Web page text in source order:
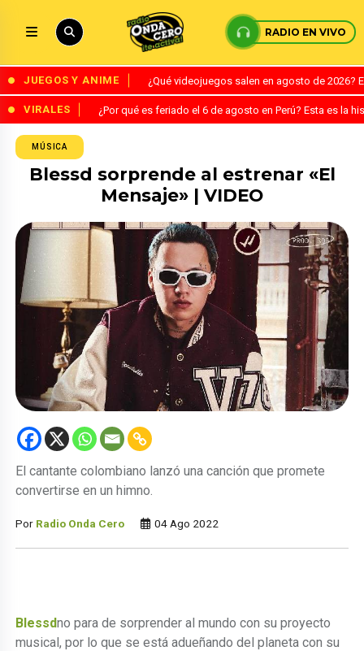
RADIO EN VIVO
JUEGOS Y ANIME ¿Qué videojuegos salen en agosto de
VIRALES ¿Por qué es feriado el 6 de agosto en Perú? Esta es la
MÚSICA
Blessd sorprende al estrenar «El
Mensaje» | VIDEO
El cantante colombiano lanzó una canción que promete
convertirse en un himno.
Por Radio Onda Cero 04 Ago 2022
Blessdno para de sorprender al mundo con su proyecto
musical, por lo que se está adueñando del planeta con su